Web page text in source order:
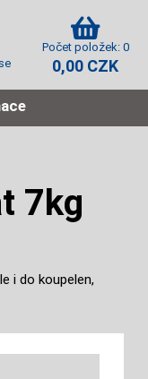
Počet položek: 0
0,00 CZK
7kg
i do koupelen,